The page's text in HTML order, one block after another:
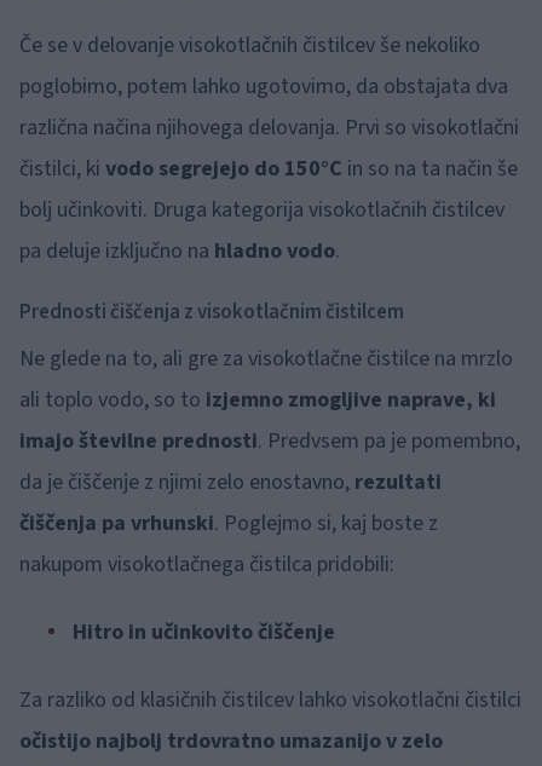
Če se v delovanje visokotlačnih čistilcev še nekoliko
poglobimo, potem lahko ugotovimo, da obstajata dva
različna načina njihovega delovanja. Prvi so visokotlačni
čistilci, ki vodo segrejejo do 150°C in so na ta način še
bolj učinkoviti. Druga kategorija visokotlačnih čistilcev
pa deluje izključno na hladno vodo.
Prednosti čiščenja z visokotlačnim čistilcem
Ne glede na to, ali gre za visokotlačne čistilce na mrzlo
ali toplo vodo, so to izjemno zmogljive naprave, ki
imajo številne prednosti. Predvsem pa je pomembno,
da je čiščenje z njimi zelo enostavno, rezultati
čiščenja pa vrhunski. Poglejmo si, kaj boste z
nakupom visokotlačnega čistilca pridobili:
Hitro in učinkovito čiščenje
Za razliko od klasičnih čistilcev lahko visokotlačni čistilci
očistijo najbolj trdovratno umazanijo v zelo